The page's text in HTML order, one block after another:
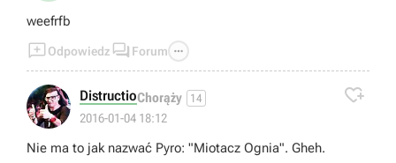
weefrfb
Odpowiedz  Forum 
DistructioChorąży 14
2016-01-04 18:12

Nie ma to jak nazwać Pyro: "Miotacz Ognia". Gheh.